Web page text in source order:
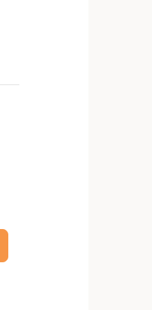
и, найдя «разгадку»